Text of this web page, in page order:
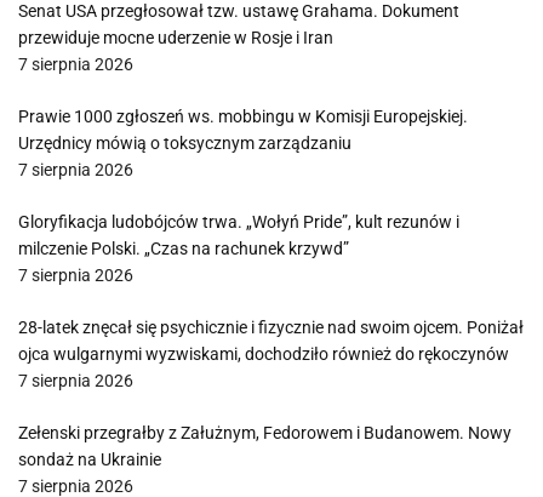
Senat USA przegłosował tzw. ustawę Grahama. Dokument
przewiduje mocne uderzenie w Rosje i Iran
7 sierpnia 2026
Prawie 1000 zgłoszeń ws. mobbingu w Komisji Europejskiej.
Urzędnicy mówią o toksycznym zarządzaniu
7 sierpnia 2026
Gloryfikacja ludobójców trwa. „Wołyń Pride”, kult rezunów i
milczenie Polski. „Czas na rachunek krzywd”
7 sierpnia 2026
28-latek znęcał się psychicznie i fizycznie nad swoim ojcem. Poniżał
ojca wulgarnymi wyzwiskami, dochodziło również do rękoczynów
7 sierpnia 2026
Zełenski przegrałby z Załużnym, Fedorowem i Budanowem. Nowy
sondaż na Ukrainie
7 sierpnia 2026